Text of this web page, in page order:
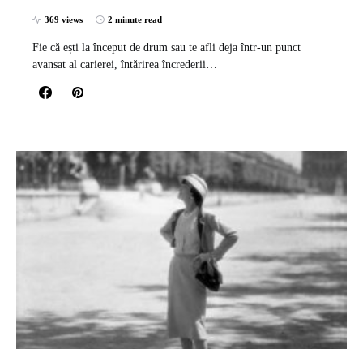
369 views 2 minute read
Fie că ești la început de drum sau te afli deja într-un punct
avansat al carierei, întărirea încrederii…